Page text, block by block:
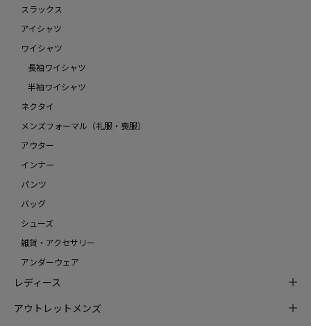
スラックス
アイシャツ
ワイシャツ
長袖ワイシャツ
半袖ワイシャツ
ネクタイ
メンズフォーマル（礼服・喪服）
アウター
インナー
パンツ
バッグ
シューズ
雑貨・アクセサリー
アンダーウェア
レディース
アウトレットメンズ